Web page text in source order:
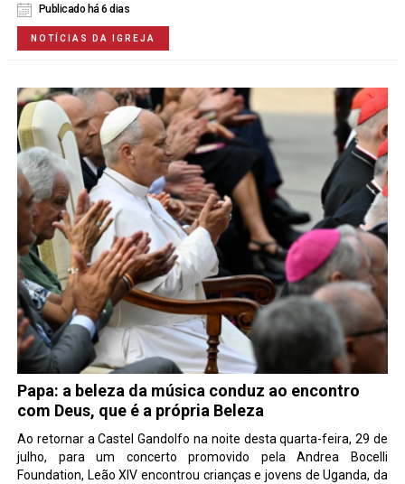
Publicado há 6 dias
NOTÍCIAS DA IGREJA
Papa: a beleza da música conduz ao encontro
com Deus, que é a própria Beleza
Ao retornar a Castel Gandolfo na noite desta quarta-feira, 29 de
julho, para um concerto promovido pela Andrea Bocelli
Foundation, Leão XIV encontrou crianças e jovens de Uganda, da